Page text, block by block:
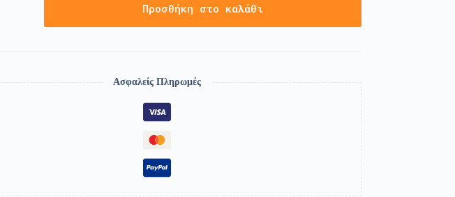
Προσθήκη στο καλάθι
Ασφαλείς Πληρωμές